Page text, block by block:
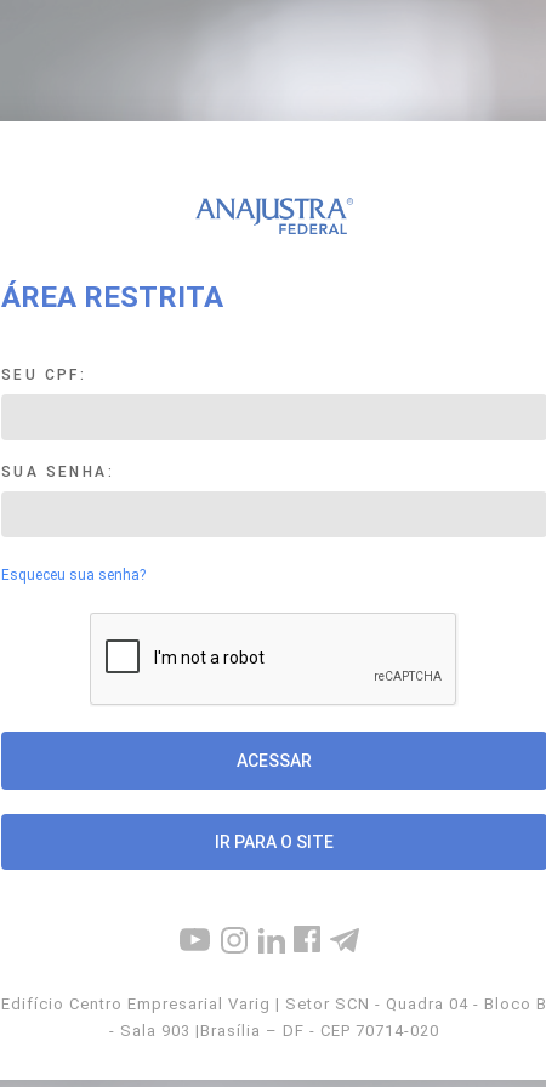
ÁREA RESTRITA
SEU CPF:
SUA SENHA:
Esqueceu sua senha?
IR PARA O SITE
Edifício Centro Empresarial Varig | Setor SCN - Quadra 04 - Bloco B
- Sala 903 |Brasília – DF - CEP 70714-020